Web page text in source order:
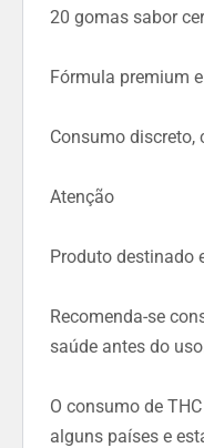
20 gomas sabor
Fórmula premium
Consumo discreto,
Atenção
Produto destinado
Recomenda-se
saúde antes do
O consumo de
alguns países e